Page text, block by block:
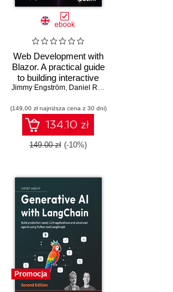
, Vahid Mirjalili,Dmytro Dzhulgakov
ebook
Web Development with
Blazor. A practical guide
to building interactive
UIs with C# 14 and
Edition
Jimmy Engström, Daniel Roth
(149,00 zł najniższa cena z 30 dni)
134.10 zł
149.00 zł (-10%)
Promocja